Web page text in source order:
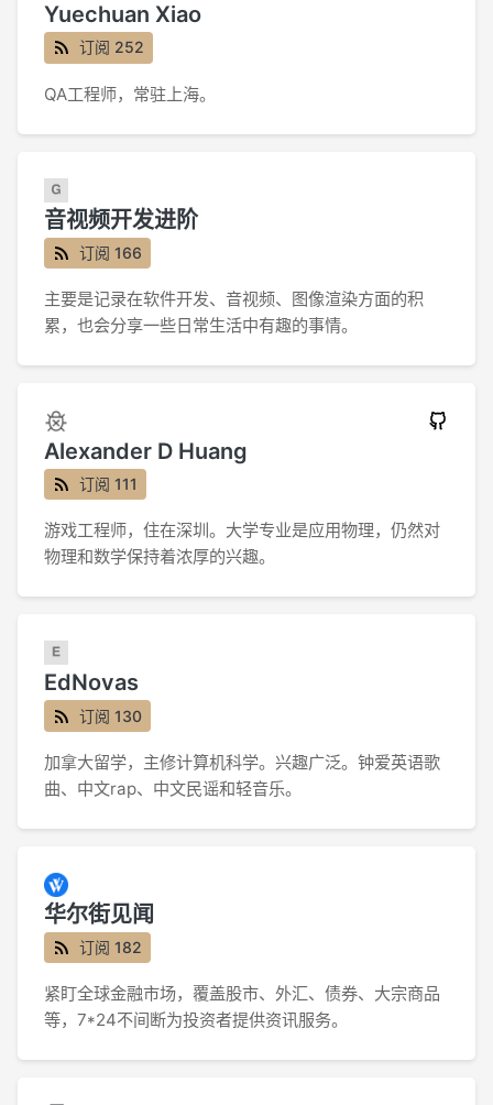
Yuechuan Xiao
订阅 252
QA工程师，常驻上海。
音视频开发进阶
订阅 166
主要是记录在软件开发、音视频、图像渲染方面的积
累，也会分享一些日常生活中有趣的事情。
Alexander D Huang
订阅 111
游戏工程师，住在深圳。大学专业是应用物理，仍然对
物理和数学保持着浓厚的兴趣。
EdNovas
订阅 130
加拿大留学，主修计算机科学。兴趣广泛。钟爱英语歌
曲、中文rap、中文民谣和轻音乐。
华尔街见闻
订阅 182
紧盯全球金融市场，覆盖股市、外汇、债券、大宗商品
等，7*24不间断为投资者提供资讯服务。